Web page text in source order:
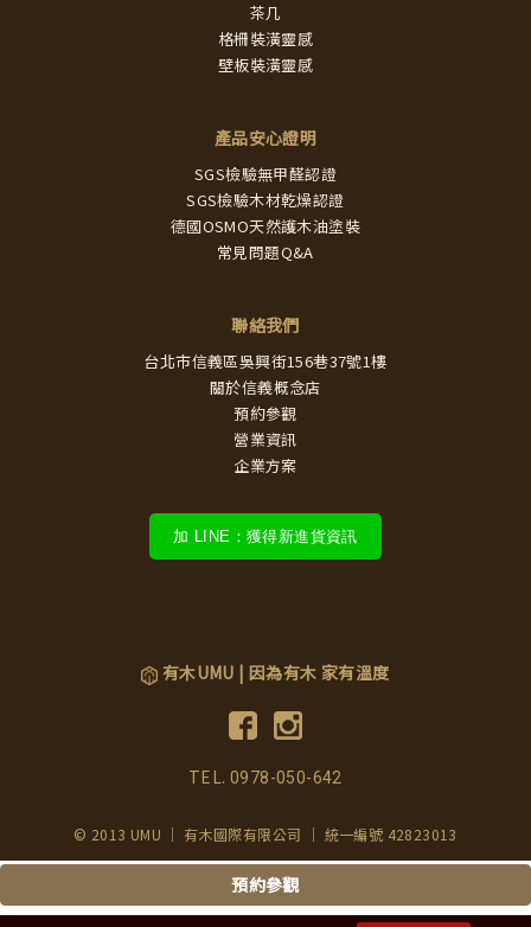
茶几
格柵裝潢靈感
壁板裝潢靈感
產品安心證明
SGS檢驗無甲醛認證
SGS檢驗木材乾燥認證
德國OSMO天然護木油塗裝
常見問題Q&A
聯絡我們
台北市信義區吳興街156巷37號1樓
關於信義概念店
預約參觀
營業資訊
企業方案
加 LINE：獲得新進貨資訊
有木UMU | 因為有木 家有溫度
TEL.0978-050-642
© 2013 UMU ｜ 有木國際有限公司 ｜ 統一編號 42823013
預約參觀